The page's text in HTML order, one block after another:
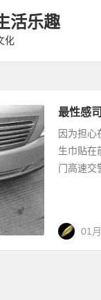
活乐趣
化
最性感
因为担心
生巾贴在
门高速交
01